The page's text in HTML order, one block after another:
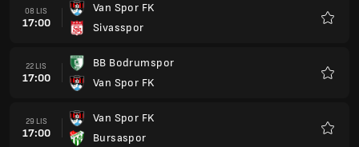
08 LIS
17:00
Van Spor FK
Sivasspor
22 LIS
17:00
BB Bodrumspor
Van Spor FK
29 LIS
17:00
Van Spor FK
Bursaspor